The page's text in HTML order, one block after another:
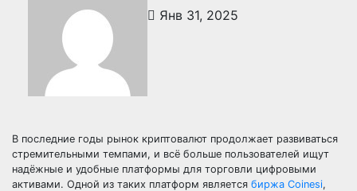
Янв 31, 2025
В последние годы рынок криптовалют продолжает развиваться
стремительными темпами, и всё больше пользователей ищут
надёжные и удобные платформы для торговли цифровыми
активами. Одной из таких платформ является биржа Coinesi,